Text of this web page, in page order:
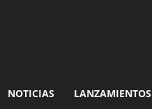
NOTICIAS LANZAMIENTOS